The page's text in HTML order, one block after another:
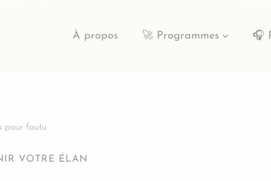
À propos 🚀 Programmes 🎧
pour foutu
VOTRE ÉLAN